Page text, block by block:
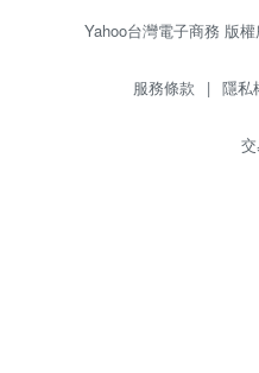
Yahoo台灣電子商務 版
服務條款 | 隱私